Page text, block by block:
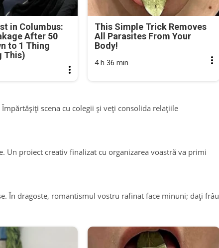
in Columbus:
After 50
to 1 Thing
This)
This Simple Trick Removes
All Parasites From Your
Body!
4 h 36 min
scena cu colegii și veți consolida relațiile
Un proiect creativ finalizat cu organizarea voastră va primi
În dragoste, romantismul vostru rafinat face minuni; dați frâu